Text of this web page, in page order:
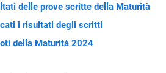
delle prove scritte della Maturità
i risultati degli scritti
della Maturità 2024